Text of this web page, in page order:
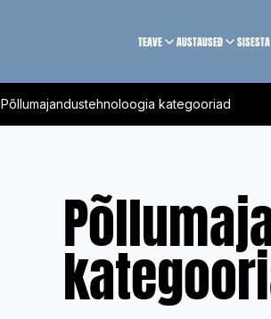
TEAVE AUSTAUSED SISESTA
Põllumajandustehnoloogia kategooriad